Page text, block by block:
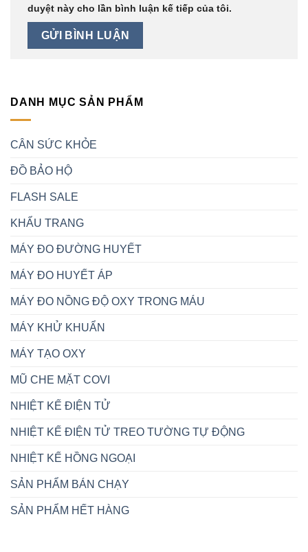
duyệt này cho lần bình luận kế tiếp của tôi.
DANH MỤC SẢN PHẨM
CÂN SỨC KHỎE
ĐỒ BẢO HỘ
FLASH SALE
KHẨU TRANG
MÁY ĐO ĐƯỜNG HUYẾT
MÁY ĐO HUYẾT ÁP
MÁY ĐO NỒNG ĐỘ OXY TRONG MÁU
MÁY KHỬ KHUẨN
MÁY TẠO OXY
MŨ CHE MẶT COVI
NHIỆT KẾ ĐIỆN TỬ
NHIỆT KẾ ĐIỆN TỬ TREO TƯỜNG TỰ ĐỘNG
NHIỆT KẾ HỒNG NGOẠI
SẢN PHẨM BÁN CHẠY
SẢN PHẨM HẾT HÀNG